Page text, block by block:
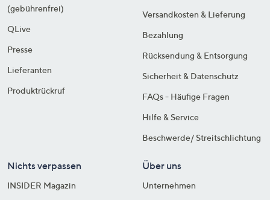
(gebührenfrei)
QLive
Presse
Lieferanten
Produktrückruf
Versandkosten & Lieferung
Bezahlung
Rücksendung & Entsorgung
Sicherheit & Datenschutz
FAQs - Häufige Fragen
Hilfe & Service
Beschwerde/ Streitschlichtung
Nichts verpassen
INSIDER Magazin
Über uns
Unternehmen